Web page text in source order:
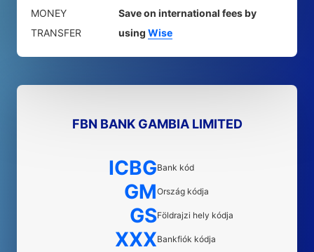
MONEY
TRANSFER
Save on international fees by
using Wise
FBN BANK GAMBIA LIMITED
ICBGBank kód
GMOrszág kódja
GSFöldrajzi hely kódja
XXXBankfiók kódja